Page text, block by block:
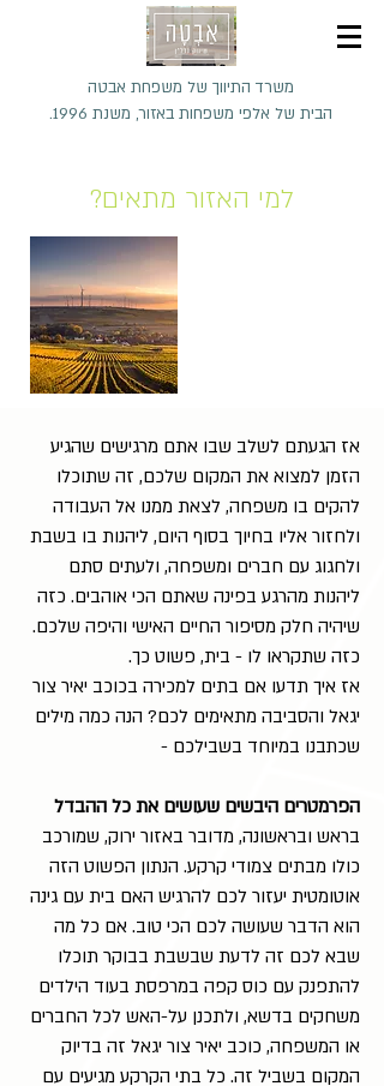
משרד התיווך של משפחת אבטה
הבית של אלפי משפחות באזור, משנת 1996.
למי האזור מתאים?
אז הגעתם לשלב שבו אתם מרגישים שהגיע
הזמן למצוא את המקום שלכם, זה שתוכלו
להקים בו משפחה, לצאת ממנו אל העבודה
ולחזור אליו בחיוך בסוף היום, ליהנות בו בשבת
ולחגוג עם חברים ומשפחה, ולעתים סתם
ליהנות מהרגע בפינה שאתם הכי אוהבים. כזה
שיהיה חלק מסיפור החיים האישי והיפה שלכם.
כזה שתקראו לו - בית, פשוט כך.
אז איך תדעו אם בתים למכירה בכוכב יאיר צור
יגאל והסביבה מתאימים לכם? הנה כמה מילים
שכתבנו במיוחד בשבילכם -
הפרמטרים היבשים שעושים את כל ההבדל
בראש ובראשונה, מדובר באזור ירוק, שמורכב
כולו מבתים צמודי קרקע. הנתון הפשוט הזה
אוטומטית יעזור לכם להרגיש האם בית עם גינה
הוא הדבר שעושה לכם הכי טוב. אם כל מה
שבא לכם זה לדעת שבשבת בבוקר תוכלו
להתפנק עם כוס קפה במרפסת בעוד הילדים
משחקים בדשא, ולתכנן על-האש לכל החברים
או המשפחה, כוכב יאיר צור יגאל זה בדיוק
המקום בשביל זה. כל בתי הקרקע מגיעים עם